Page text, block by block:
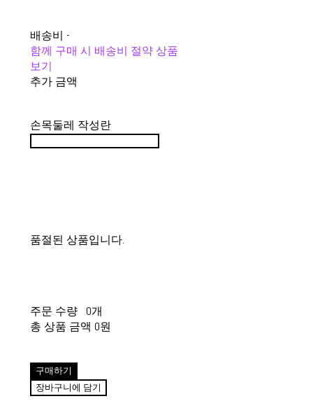
배송비 -
함께 구매 시 배송비 절약 상품
보기
추가 금액
손목둘레 작성란
품절된 상품입니다.
주문 수량
0개
총 상품 금액 0원
구매하기
장바구니에 담기